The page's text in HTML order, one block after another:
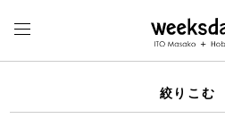
絞りこむ